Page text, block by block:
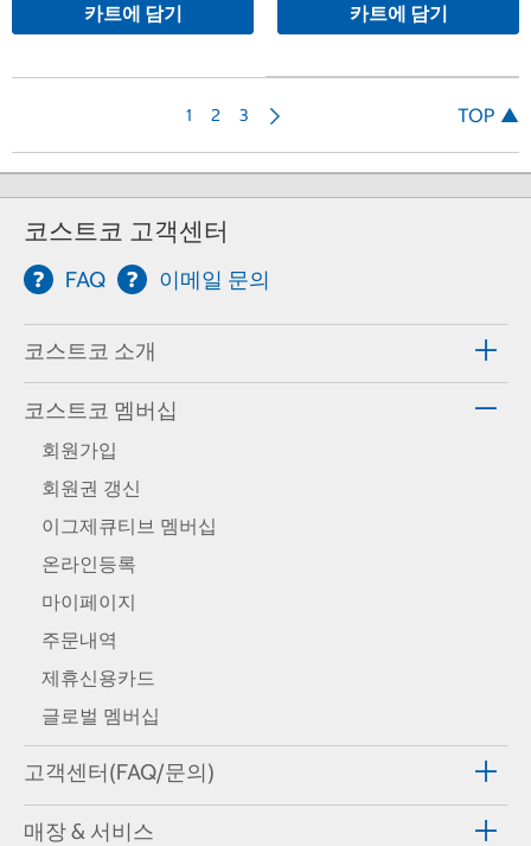
카트에 담기 카트에 담기
1 2 3 TOP ▲
코스트코 고객센터
FAQ 이메일 문의
코스트코 소개
코스트코 멤버십
회원가입
회원권 갱신
이그제큐티브 멤버십
온라인등록
마이페이지
주문내역
제휴신용카드
글로벌 멤버십
고객센터(FAQ/문의)
매장 & 서비스